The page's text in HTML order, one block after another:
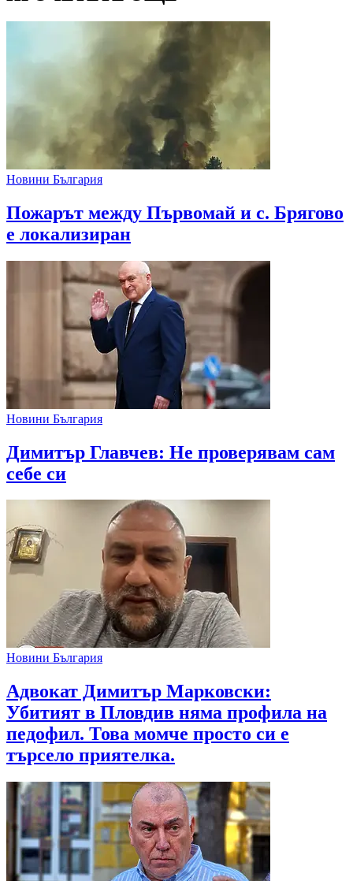
Новини България
Пожарът между Първомай и с. Брягово
е локализиран
Новини България
Димитър Главчев: Не проверявам сам
себе си
Новини България
Адвокат Димитър Марковски:
Убитият в Пловдив няма профила на
педофил. Това момче просто си е
търсело приятелка.